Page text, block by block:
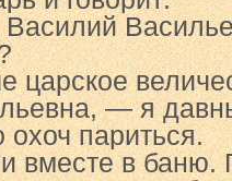
Василий
царское
— я
париться.
вместе в баню.